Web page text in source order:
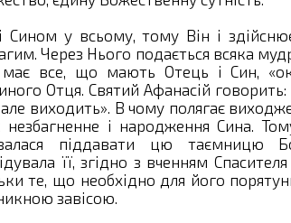
у всьому, тому Він і
Через Нього подається всяка
все, що мають Отець і Син,
Отця. Святий Афанасій
виходить». В чому полягає
і народження Сина.
піддавати цю таємницю
її, згідно з вченням
те, що необхідно для його
завісою.